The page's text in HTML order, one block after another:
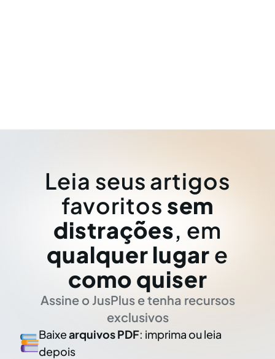
Leia seus artigos
favoritos sem
distrações, em
qualquer lugar e
como quiser
Assine o JusPlus e tenha recursos
exclusivos
Baixearquivos PDF: imprima ou leia
depois